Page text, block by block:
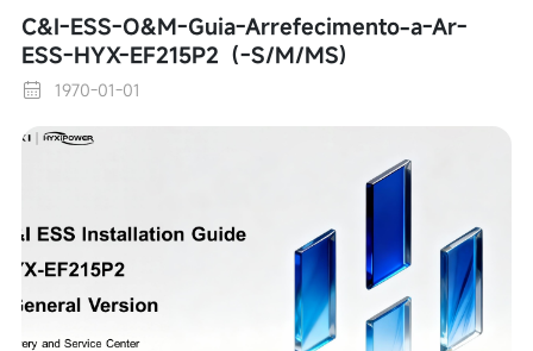
C&I-ESS-O&M-Guia-Arrefecimento-a-Ar-
ESS-HYX-EF215P2（-S/M/MS)
1970-01-01